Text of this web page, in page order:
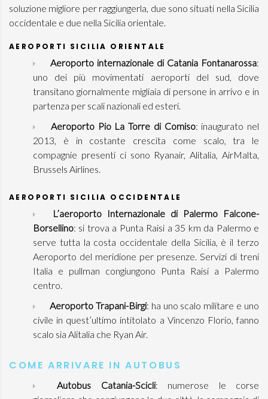
soluzione migliore per raggiungerla, due sono situati nella Sicilia
occidentale e due nella Sicilia orientale.
AEROPORTI SICILIA ORIENTALE
Aeroporto internazionale di Catania Fontanarossa:
uno dei più movimentati aeroporti del sud, dove
transitano giornalmente migliaia di persone in arrivo e in
partenza per scali nazionali ed esteri.
Aeroporto Pio La Torre di Comiso: inaugurato nel
2013, è in costante crescita come scalo, tra le
compagnie presenti ci sono Ryanair, Alitalia, AirMalta,
Brussels Airlines.
AEROPORTI SICILIA OCCIDENTALE
L’aeroporto Internazionale di Palermo Falcone-
Borsellino: si trova a Punta Raisi a 35 km da Palermo e
serve tutta la costa occidentale della Sicilia, è il terzo
Aeroporto del meridione per presenze. Servizi di treni
Italia e pullman congiungono Punta Raisi a Palermo
centro.
Aeroporto Trapani-Birgi: ha uno scalo militare e uno
civile in quest’ultimo intitolato a Vincenzo Florio, fanno
scalo sia Alitalia che Ryan Air.
COME ARRIVARE IN AUTOBUS
Autobus Catania-Scicli: numerose le corse